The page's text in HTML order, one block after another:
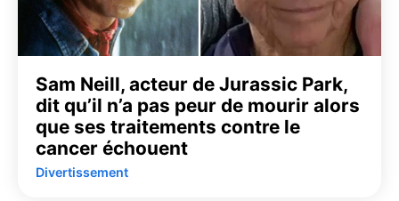
Sam Neill, acteur de Jurassic Park,
dit qu’il n’a pas peur de mourir alors
que ses traitements contre le
cancer échouent
Divertissement